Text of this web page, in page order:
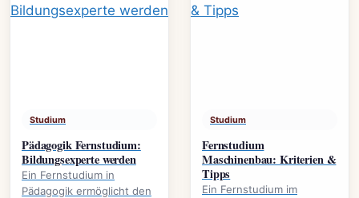
Studium
Pädagogik Fernstudium:
Bildungsexperte werden
Ein Fernstudium in
Pädagogik ermöglicht den
Studium
Fernstudium
Maschinenbau: Kriterien &
Tipps
Ein Fernstudium im